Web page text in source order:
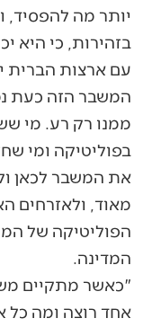
יותר מה להפסיד,
בזהירות, כי היא
עם ארצות הברית
המשבר הזה כעת
ממנו רק רע. מי
בפוליטיקה ומי
את המשבר לכאן
מאוד, ולאזרחים
הפוליטיקה של
המדינה.
"כאשר מתקיים
אחד רוצה ומה כל